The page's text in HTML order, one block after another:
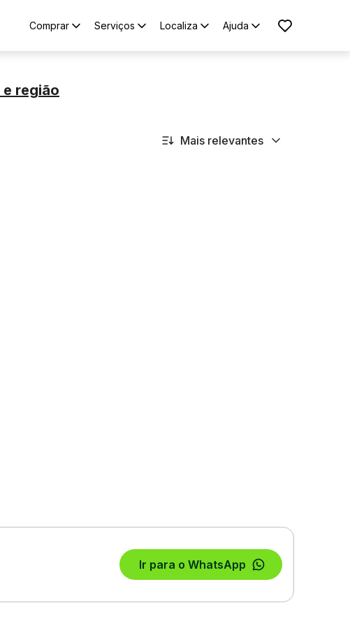
Comprar Serviços Localiza Ajuda
e região
Mais relevantes
Ir para o WhatsApp